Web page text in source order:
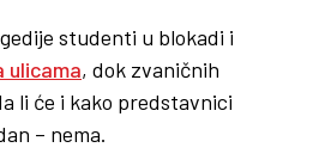
studenti u blokadi i
ulicama, dok zvaničnih
li će i kako predstavnici
– nema.